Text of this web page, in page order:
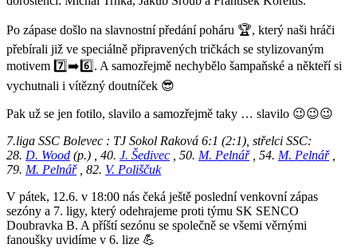
Po zápase došlo na slavnostní předání poháru 🏆, který naši hráči
přebírali již ve speciálně připravených tričkách se stylizovaným
motivem 7️⃣➡️6️⃣. A samozřejmě nechybělo šampaňské a někteří si
vychutnali i vítězný doutníček 😎
Pak už se jen fotilo, slavilo a samozřejmě taky … slavilo 😉😉😉
7.liga SSC Bolevec : TJ Sokol Raková 6:1 (2:1), střelci SSC:
28. D. Wood (p.) , 40. J. Šedivec , 50. M. Pelnář, 54. M. Pelnář,
79. M. Pelnář, 82. V. Poliščuk
V pátek, 12.6. v 18:00 nás čeká ještě poslední venkovní zápas
sezóny a 7. ligy, který odehrajeme proti týmu SK SENCO
Doubravka B. A příští sezónu se společně se všemi věrnými
fanoušky uvidíme v 6. lize 💪